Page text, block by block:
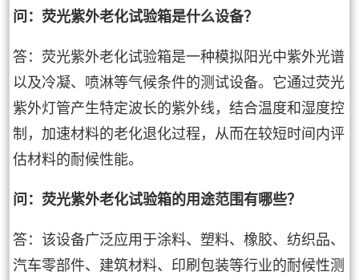
问：荧光紫外老化试验箱是什么设备？
答：荧光紫外老化试验箱是一种模拟阳光中紫外光谱
以及冷凝、喷淋等气候条件的测试设备。它通过荧光
紫外灯管产生特定波长的紫外线，结合温度和湿度控
制，加速材料的老化退化过程，从而在较短时间内评
估材料的耐候性能。
问：荧光紫外老化试验箱的用途范围有哪些？
答：该设备广泛应用于涂料、塑料、橡胶、纺织品、
汽车零部件、建筑材料、印刷包装等行业的耐候性测